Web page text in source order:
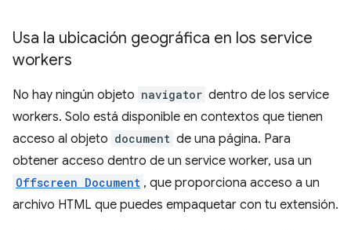
Usa la ubicación geográfica en los service
workers
No hay ningún objeto navigator dentro de los service
workers. Solo está disponible en contextos que tienen
acceso al objeto document de una página. Para
obtener acceso dentro de un service worker, usa un
Offscreen Document , que proporciona acceso a un
archivo HTML que puedes empaquetar con tu extensión.